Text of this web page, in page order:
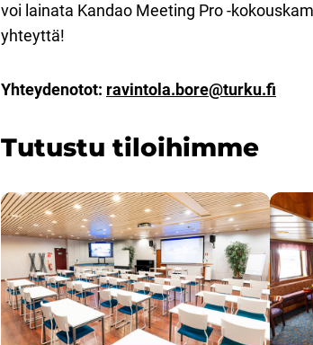
voi lainata Kandao Meeting Pro -
yhteyttä!
Yhteydenotot: ravintola.bore@turku.fi
Tutustu tiloihimme